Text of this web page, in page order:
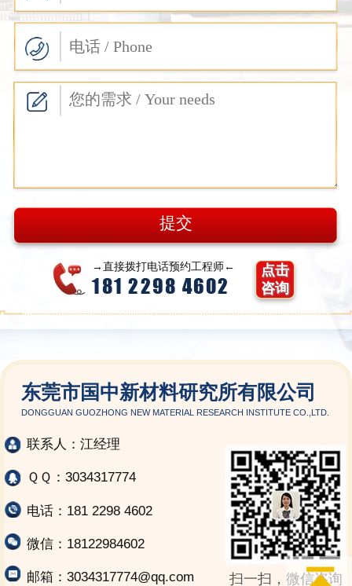
→直接拨打电话预约工程师←
181 2298 4602
点击
咨询
东莞市国中新材料研究所有限公司
DONGGUAN GUOZHONG NEW MATERIAL RESEARCH INSTITUTE CO.,LTD.
联系人：江经理
ＱＱ：3034317774
电话：181 2298 4602
微信：18122984602
邮箱：3034317774@qq.com 扫一扫，微信咨询